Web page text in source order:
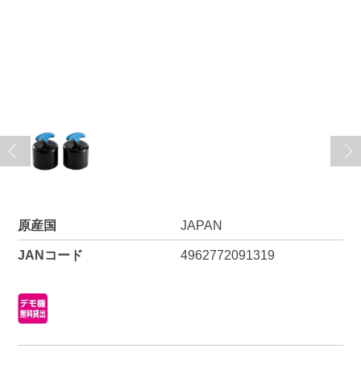
原産国 JAPAN
JANコード 4962772091319